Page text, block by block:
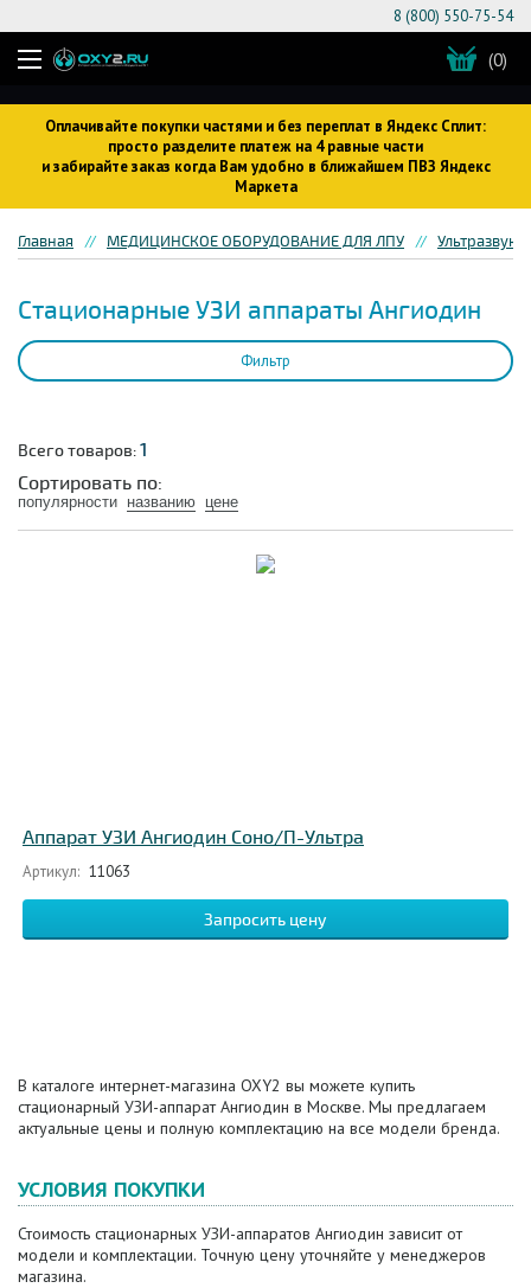
Оплачивайте покупки частями и без переплат в Яндекс Сплит:
просто разделите платеж на 4 равные части
и забирайте заказ когда Вам удобно в ближайшем ПВЗ Яндекс
Маркета
8 (800) 550-75-54
(0)
Главная МЕДИЦИНСКОЕ ОБОРУДОВАНИЕ ДЛЯ ЛПУ
Стационарные УЗИ аппараты Ангиодин
Фильтр
Всего товаров:1
Сортировать по:
популярности названию цене
Аппарат УЗИ Ангиодин Соно/П-Ультра
Артикул: 11063
Запросить цену
В каталоге интернет-магазина OXY2 вы можете купить
стационарный УЗИ-аппарат Ангиодин в Москве. Мы предлагаем
актуальные цены и полную комплектацию на все модели бренда.
УСЛОВИЯ ПОКУПКИ
Стоимость стационарных УЗИ-аппаратов Ангиодин зависит от
модели и комплектации. Точную цену уточняйте у менеджеров
магазина.